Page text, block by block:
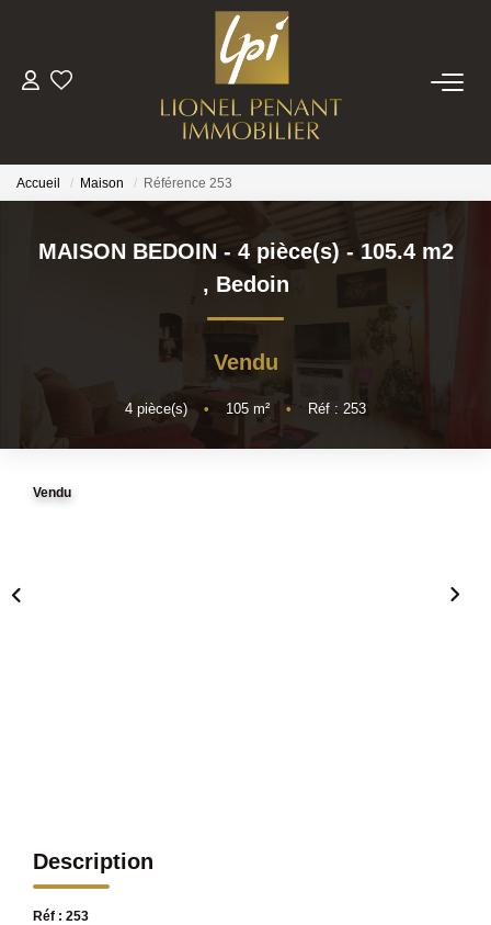
VENTES
PRESTIGE
BIENS VENDUS
NOTRE EQUIPE
CONTACT
Accueil Maison Référence 253
MAISON BEDOIN - 4 pièce(s) - 105.4 m2
, Bedoin
Vendu
4 pièce(s) • 105 m² • Réf : 253
Vendu
Description
Réf : 253